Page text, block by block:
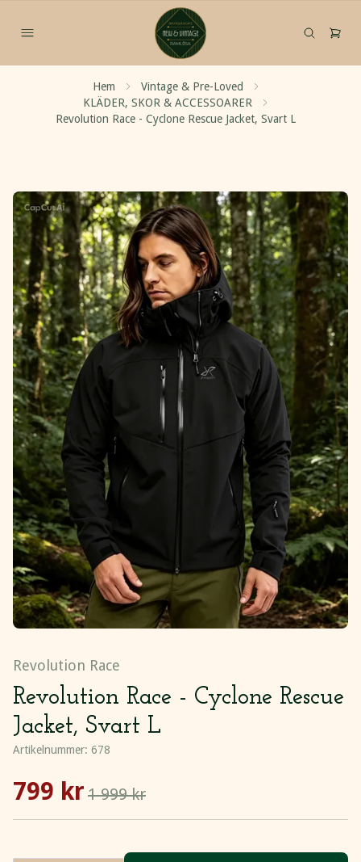
Hem
Vintage & Pre-Loved
KLÄDER, SKOR & ACCESSOARER
Revolution Race - Cyclone Rescue Jacket, Svart L
Revolution Race
Revolution Race - Cyclone Rescue
Jacket, Svart L
Artikelnummer: 678
799 kr 1 999 kr